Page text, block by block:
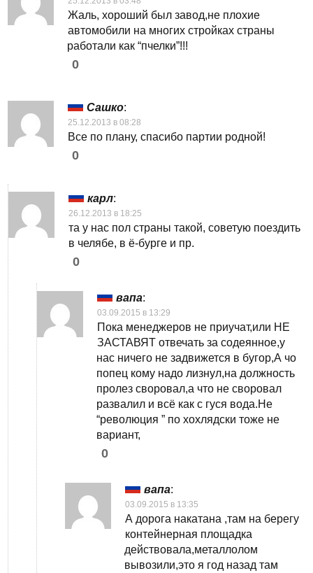
Жаль, хороший был завод,не плохие
автомобили на многих стройках страны
работали как “пчелки”!!!
0
Сашко:
25.12.2013 в 08:28
Все по плану, спасибо партии родной!
0
карл:
26.12.2013 в 18:25
та у нас пол страны такой, советую поездить
в челябе, в ё-бурге и пр.
0
вапа:
03.09.2015 в 13:29
Пока менеджеров не приучат,или НЕ
ЗАСТАВЯТ отвечать за содеянное,у
нас ничего не задвижется в бугор,А чо
попец кому надо лизнул,на должность
пролез своровал,а что не своровал
развалил и всё как с гуся вода.Не
“революция ” по хохлядски тоже не
вариант,
0
вапа:
03.09.2015 в 13:35
А дорога накатана ,там на берегу
контейнерная площадка
действовала,металлолом
вывозили,это я год назад там